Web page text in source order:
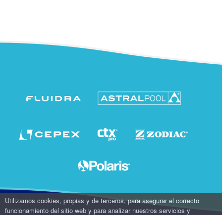
Utilizamos cookies, propias y de terceros, para asegurar el correcto
funcionamiento del sitio web y para analizar nuestros servicios y